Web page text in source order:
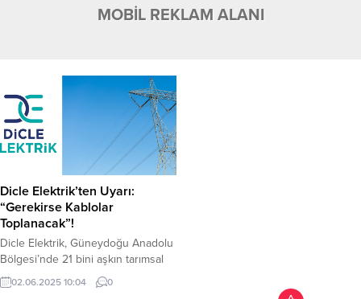
MOBİL REKLAM ALANI
Dicle Elektrik’ten Uyarı:
“Gerekirse Kablolar
Toplanacak”!
Dicle Elektrik, Güneydoğu Anadolu
Bölgesi’nde 21 bini aşkın tarımsal
sulama abonesinin biriken elektrik
borçlarını hatırlatarak, borçlarını
02.06.2025 10:04 0